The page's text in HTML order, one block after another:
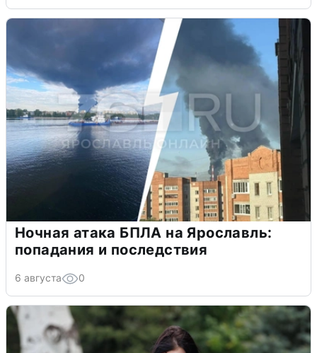
Ночная атака БПЛА на Ярославль:
попадания и последствия
6 августа 0